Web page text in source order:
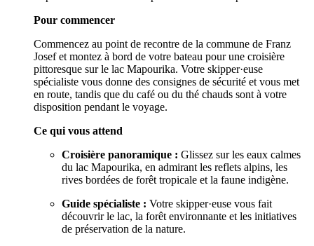
Pour commencer
Commencez au point de recontre de la commune de Franz
Josef et montez à bord de votre bateau pour une croisière
pittoresque sur le lac Mapourika. Votre skipper·euse
spécialiste vous donne des consignes de sécurité et vous met
en route, tandis que du café ou du thé chauds sont à votre
disposition pendant le voyage.
Ce qui vous attend
Croisière panoramique : Glissez sur les eaux calmes
du lac Mapourika, en admirant les reflets alpins, les
rives bordées de forêt tropicale et la faune indigène.
Guide spécialiste : Votre skipper·euse vous fait
découvrir le lac, la forêt environnante et les initiatives
de préservation de la nature.